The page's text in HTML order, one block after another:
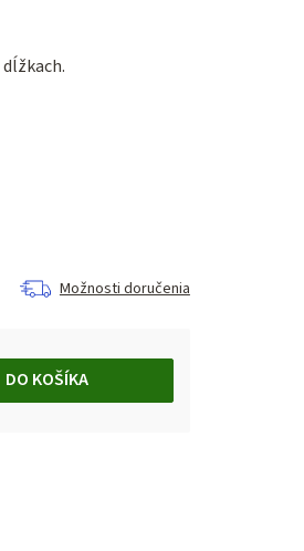
Možnosti doručenia
DO KOŠÍKA